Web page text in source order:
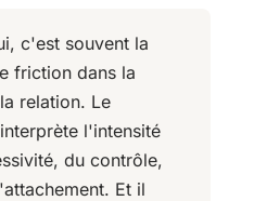
c'est souvent la
friction dans la
relation. Le
l'intensité
du contrôle,
Et il